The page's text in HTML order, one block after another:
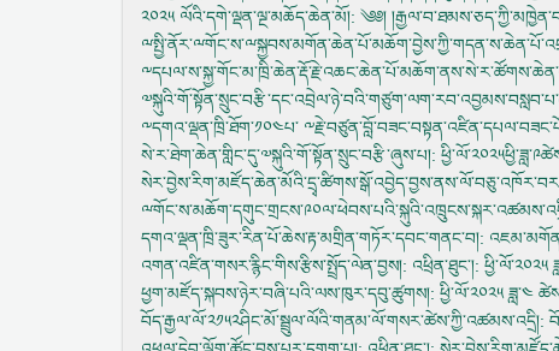
༢༠༢༥ ལོའི་དགེ་ལྡན་ལྔ་མཆོད་ཆེན་མོ།: ༄༅།
༸དགའ་ལྡན་ཁྲི་ཐོག་༡༠༤པ་
སེ་ར་ཐེག་ཆེན་གླིང་དུ་༧སྐུའི་གོ་སྟོན་སྲུང་བརྩི་ཞུས་པ།:
དགའ་ལྡན་ཁྲི་ཟུར་རིན་པོ་ཆེས་རྟ་མགྲིན་གཏོར་དབང་གནང་བ།:
འགན་འཛིན་གསར་རྙིང་གིས་རྩིས་སྤྲོད་ལེན་བྱས།: འཕྲིན་ཐུང་།:
ཕྱག་མཛོད་སྐབས་ཉེར་བཞི་པའི་ལས་ཁུར་དབུ་ཚུགས།: ཕྱི་ལོ་༢༠༢༥ ཟླ་༤
བོད་རྒྱལ་ལོ་༢༡༥༢ཤིང་མོ་སྦྲུལ་ལོའི་གནམ་ལོ་གསར་ཚེས་ཀྱི་འཚམས་འདྲི།: